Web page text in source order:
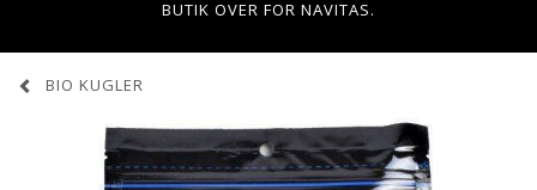
BUTIK OVER FOR NAVITAS.
BIO KUGLER